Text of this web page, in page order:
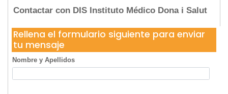
Contactar con DIS Instituto Médico Dona i Salut